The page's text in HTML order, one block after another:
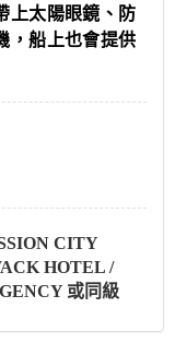
上太陽眼鏡、防
，船上也會提供
CITY
HOTEL /
或同級